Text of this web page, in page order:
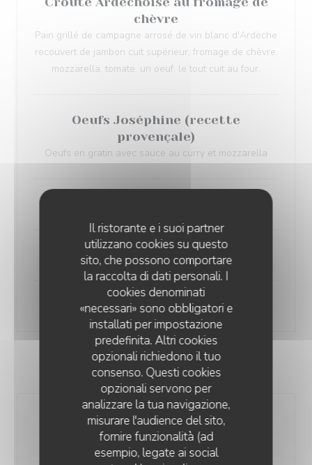
Il ristorante e i suoi partner
utilizzano cookies su questo
sito, che possono comportare
la raccolta di dati personali. I
cookies denominati
«necessari» sono obbligatori e
installati per impostazione
predefinita. Altri cookies
opzionali richiedono il tuo
consenso. Questi cookies
opzionali servono per
analizzare la tua navigazione,
misurare l'audience del sito,
fornire funzionalità (ad
esempio, legate ai social
chèvre
Pain grillé de campagne arrosé de vin blanc d'Ardèche
recouvert de jambon cuit supérieur, fromage de chèvre,
mozzarella, tomate, un oeuf. le tout cuit au four.
Oeufs Joséphine (recette
provençale)
Oeufs en gratin avec sauce au curry et mozzarella
Truite façon meunière
Gambas grillées
CÔTÉ PÂTES
Tagliatelles fraîches à la crème de
truffe